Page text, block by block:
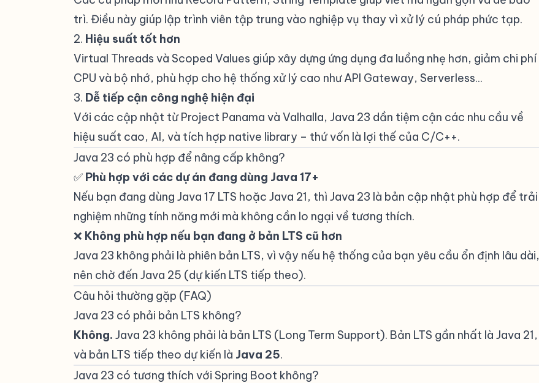
trì. Điều này giúp lập trình viên tập trung vào nghiệp vụ thay vì xử lý cú pháp phức tạp.
2. Hiệu suất tốt hơn
Virtual Threads và Scoped Values giúp xây dựng ứng dụng đa luồng nhẹ hơn, giảm chi phí
CPU và bộ nhớ, phù hợp cho hệ thống xử lý cao như API Gateway, Serverless...
3. Dễ tiếp cận công nghệ hiện đại
Với các cập nhật từ Project Panama và Valhalla, Java 23 dần tiệm cận các nhu cầu về
hiệu suất cao, AI, và tích hợp native library – thứ vốn là lợi thế của C/C++.
Java 23 có phù hợp để nâng cấp không?
✅ Phù hợp với các dự án đang dùng Java 17+
Nếu bạn đang dùng Java 17 LTS hoặc Java 21, thì Java 23 là bản cập nhật phù hợp để trải
nghiệm những tính năng mới mà không cần lo ngại về tương thích.
❌ Không phù hợp nếu bạn đang ở bản LTS cũ hơn
Java 23 không phải là phiên bản LTS, vì vậy nếu hệ thống của bạn yêu cầu ổn định lâu dài,
nên chờ đến Java 25 (dự kiến LTS tiếp theo).
Câu hỏi thường gặp (FAQ)
Java 23 có phải bản LTS không?
Không. Java 23 không phải là bản LTS (Long Term Support). Bản LTS gần nhất là Java 21,
và bản LTS tiếp theo dự kiến là Java 25.
Java 23 có tương thích với Spring Boot không?